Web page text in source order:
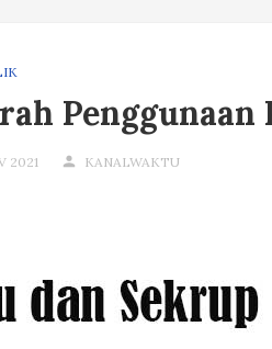
2021 KANALWAKTU